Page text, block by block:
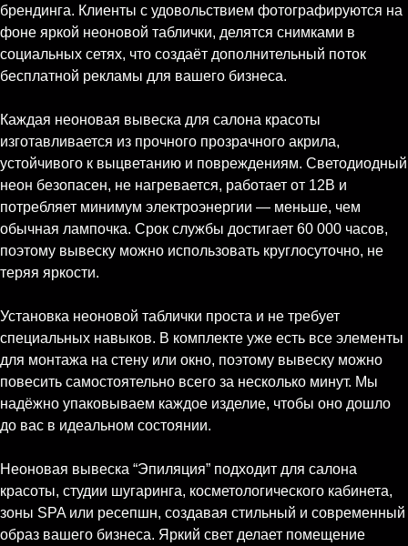
брендинга. Клиенты с удовольствием фотографируются на
фоне яркой неоновой таблички, делятся снимками в
социальных сетях, что создаёт дополнительный поток
бесплатной рекламы для вашего бизнеса.
Каждая неоновая вывеска для салона красоты
изготавливается из прочного прозрачного акрила,
устойчивого к выцветанию и повреждениям. Светодиодный
неон безопасен, не нагревается, работает от 12В и
потребляет минимум электроэнергии — меньше, чем
обычная лампочка. Срок службы достигает 60 000 часов,
поэтому вывеску можно использовать круглосуточно, не
теряя яркости.
Установка неоновой таблички проста и не требует
специальных навыков. В комплекте уже есть все элементы
для монтажа на стену или окно, поэтому вывеску можно
повесить самостоятельно всего за несколько минут. Мы
надёжно упаковываем каждое изделие, чтобы оно дошло
до вас в идеальном состоянии.
Неоновая вывеска “Эпиляция” подходит для салона
красоты, студии шугаринга, косметологического кабинета,
зоны SPA или ресепшн, создавая стильный и современный
образ вашего бизнеса. Яркий свет делает помещение